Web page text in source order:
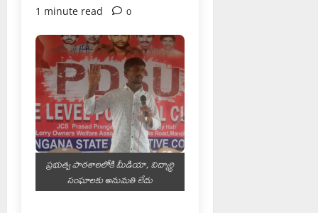
1 minute read 0
ప్రభుత్వ పాఠశాలలోకి మీడియా, విద్యార్థి
సంఘాలకు అనుమతి లేదు